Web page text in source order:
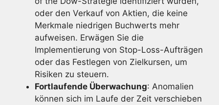
oder den Verkauf von Aktien, die keine
Merkmale niedrigen Buchwerts mehr
aufweisen. Erwägen Sie die
Implementierung von Stop-Loss-Aufträgen
oder das Festlegen von Zielkursen, um
Risiken zu steuern.
Fortlaufende Überwachung: Anomalien
können sich im Laufe der Zeit verschieben